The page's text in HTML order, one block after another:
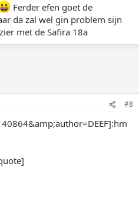
Ferder efen goet de
da zal wel gin problem sijn
met de Safira 18a
#8